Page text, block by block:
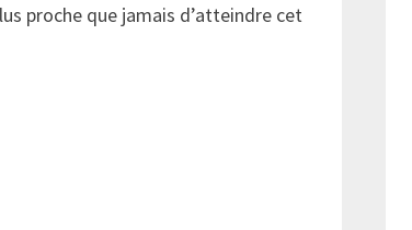
proche que jamais d’atteindre cet